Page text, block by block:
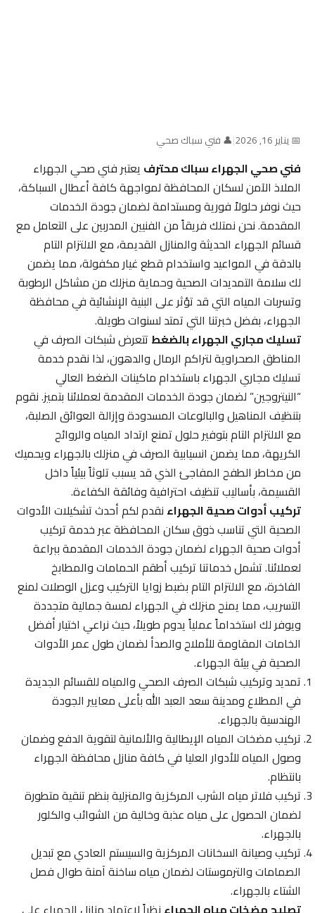
📅 يناير 16, 2026 |👤 فني سباك صحي
فني صحي الجهراء سباك محترفيعتبر فني صحي الجهراء
الملاذ الآمن لسكان المحافظة لمواجهة كافة أعطال السباكة،
حيث نوفر حلولاً فورية ومستدامة لضمان جودة الخدمات
المقدمة. نحن نمتلك فريقاً من الفنيين المدربين على التعامل مع
قسائم الجهراء الحديثة والمنازل القديمة، مع الالتزام التام
بالدقة في المواعيد واستخدام قطع غيار مكفولة، مما يضمن
لك سلامة التمديدات الصحية وحماية منزلك من مشاكل الرطوبة
وتسربات المياه التي قد تؤثر على البنية الإنشائية في محافظة
الجهراء، بفضل خبرتنا التي تمتد لسنوات طويلة.
تسليك مجاري الجهراء بالضغطتتعرض شبكات الصرف في
المناطق الصحراوية لتراكم الرمال والدهون، لذا نقدم خدمة
تسليك مجاري الجهراء باستخدام ماكينات الضغط العالي
“النيتروجين” لضمان جودة الخدمات المقدمة لعملائنا بتميز. نقوم
بتنظيف المناهيل والبالوعات المسدودة وإزالة العوائق الصلبة،
مع الالتزام التام بتوفير حلول تمنع ارتداد المياه والروائح
الكريهة، مما يضمن انسيابية الصرف في منزلك بالجهراء ويحميك
من مخاطر الطفح المفاجئ الذي قد يسبب تلوثاً بيئياً داخل
القسيمة، بأساليب تنظيف احترافية وفائقة الكفاءة.
تركيب أدوات صحية الجهراءنقدم لكم أحدث تشكيلات الأدوات
الصحية التي تناسب ذوق سكان المحافظة عبر خدمة تركيب
أدوات صحية الجهراء لضمان جودة الخدمات المقدمة ببراعة
لعملائنا. تشمل خدماتنا تركيب أطقم الحمامات والمطابخ
الفاخرة، مع الالتزام التام بضبط زوايا التركيب وعزل الوصلات لمنع
التسريب، مما يمنح منزلك في الجهراء لمسة جمالية متجددة
ويوفر لك استخداماً عملياً يدوم طويلاً، حيث نراعي اختيار أفضل
الخامات المقاومة للأملاح والصدأ لضمان طول عمر الأدوات
الصحية في بيئة الجهراء.
تمديد وتركيب شبكات الصرف الصحي والمياه للقسائم الجديدة
في المطلاع ومدينة سعد العبد الله بأعلى معايير الجودة
الهندسية بالجهراء.
تركيب مضخات المياه الإيطالية والألمانية لتقوية الدفع وضمان
وصول المياه للأدوار العليا في كافة منازل محافظة الجهراء
بانتظام.
تركيب فلاتر مياه الشرب المركزية والمنزلية بنظم تنقية متطورة
لضمان الحصول على مياه عذبة وخالية من الشوائب والكلور
بالجهراء.
تركيب وصيانة السخانات المركزية والسيستم العادي مع تبديل
الصمامات والترموستات لضمان مياه ساخنة آمنة طوال فصل
الشتاء بالجهراء.